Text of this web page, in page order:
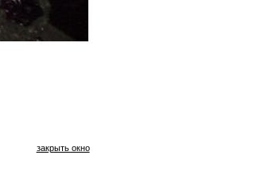
закрыть окно